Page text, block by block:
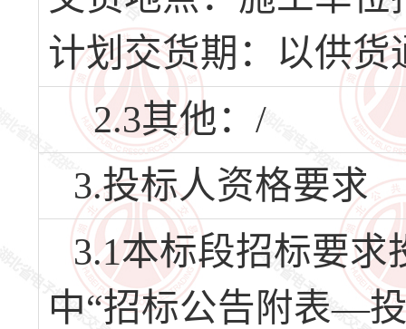
计划交货期：以供货
2.3其他：/
3.投标人资格要求
3.1本标段招标要求
中“招标公告附表—